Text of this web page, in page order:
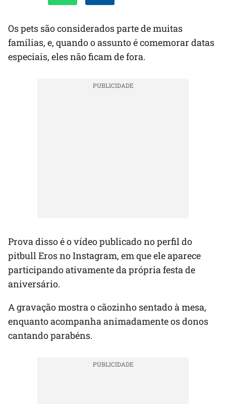
Os pets são considerados parte de muitas
famílias, e, quando o assunto é comemorar datas
especiais, eles não ficam de fora.
Prova disso é o vídeo publicado no perfil do
pitbull Eros no Instagram, em que ele aparece
participando ativamente da própria festa de
aniversário.
A gravação mostra o cãozinho sentado à mesa,
enquanto acompanha animadamente os donos
cantando parabéns.